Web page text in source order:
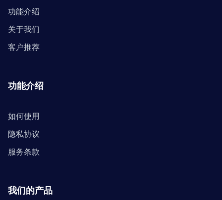
功能介绍
关于我们
客户推荐
功能介绍
如何使用
隐私协议
服务条款
我们的产品